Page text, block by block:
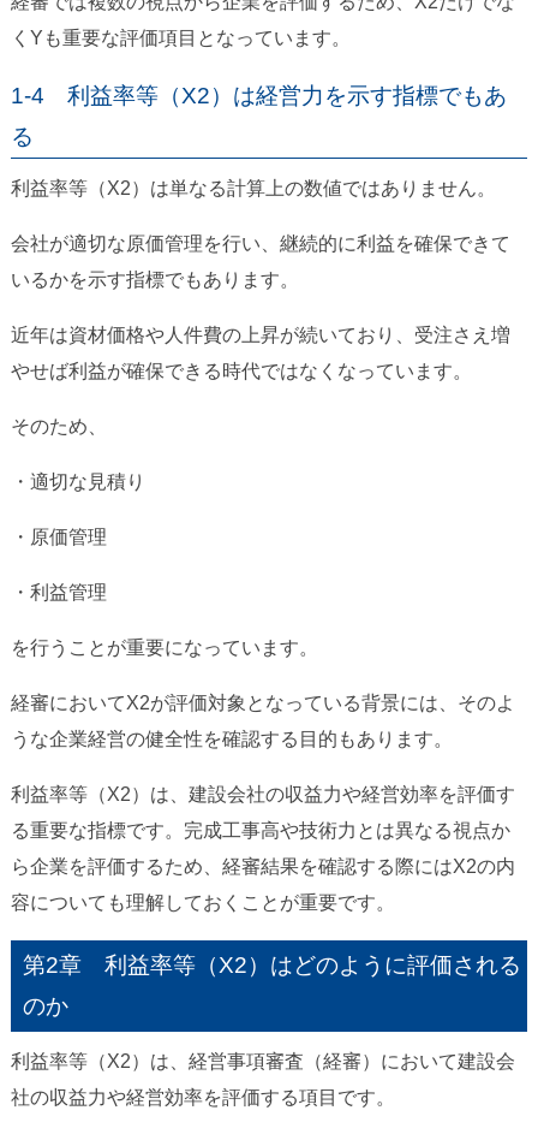
くYも重要な評価項目となっています。
1-4 利益率等（X2）は経営力を示す指標でもあ
る
利益率等（X2）は単なる計算上の数値ではありません。
会社が適切な原価管理を行い、継続的に利益を確保できて
いるかを示す指標でもあります。
近年は資材価格や人件費の上昇が続いており、受注さえ増
やせば利益が確保できる時代ではなくなっています。
そのため、
・適切な見積り
・原価管理
・利益管理
を行うことが重要になっています。
経審においてX2が評価対象となっている背景には、そのよ
うな企業経営の健全性を確認する目的もあります。
利益率等（X2）は、建設会社の収益力や経営効率を評価す
る重要な指標です。完成工事高や技術力とは異なる視点か
ら企業を評価するため、経審結果を確認する際にはX2の内
容についても理解しておくことが重要です。
第2章 利益率等（X2）はどのように評価される
のか
利益率等（X2）は、経営事項審査（経審）において建設会
社の収益力や経営効率を評価する項目です。